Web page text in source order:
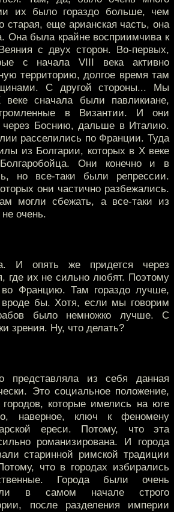
их было гораздо больше, чем
старая, еще арианская часть, она
Она была крайне восприимчива к
с двух сторон. Во-первых,
с начала VIII века активно
территорию, долгое время там
С другой стороны... Мы
сначала были павликиане,
в Византии. И они
через Боснию, дальше в Италию.
расселились по Франции. Туда
из Болгарии, которых в X веке
Они конечно и в
но все-таки были репрессии.
они частично разбежались.
могли сбежать, а все-таки из
очень.
И опять же придется через
где их не сильно любят. Поэтому
Францию. Там гораздо лучше,
бы. Хотя, если мы говорим
было немножко лучше. С
зрения. Ну, что делать?
представляла из себя данная
Это социальное положение,
которые имелись на юге
наверное, ключ к феномену
ереси. Потому, что эта
романизирована. И города
старинной римской традиции
что в городах избирались
Города были очень
в самом начале строго
после разделения империи